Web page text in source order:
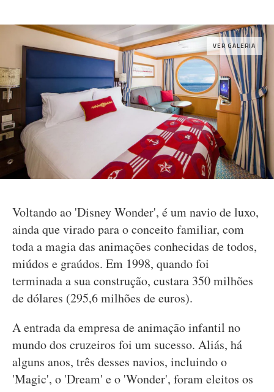
VER GALERIA
Voltando ao 'Disney Wonder', é um navio de luxo,
ainda que virado para o conceito familiar, com
toda a magia das animações conhecidas de todos,
miúdos e graúdos. Em 1998, quando foi
terminada a sua construção, custara 350 milhões
de dólares (295,6 milhões de euros).
A entrada da empresa de animação infantil no
mundo dos cruzeiros foi um sucesso. Aliás, há
alguns anos, três desses navios, incluindo o
'Magic', o 'Dream' e o 'Wonder', foram eleitos os